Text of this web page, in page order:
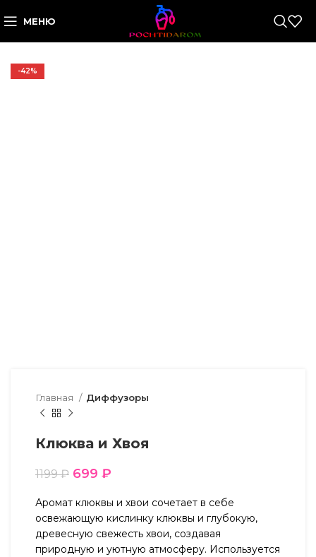
МЕНЮ
-42%
Главная Диффузоры
Клюква и Хвоя
1199₽ 699 ₽
Аромат клюквы и хвои сочетает в себе
освежающую кислинку клюквы и глубокую,
древесную свежесть хвои, создавая
природную и уютную атмосферу. Используется